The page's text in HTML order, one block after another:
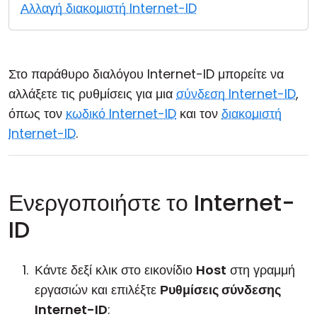
Αλλαγή διακομιστή Internet-ID
Στο παράθυρο διαλόγου Internet-ID μπορείτε να
αλλάξετε τις ρυθμίσεις για μια σύνδεση Internet-ID,
όπως τον κωδικό Internet-ID και τον διακομιστή
Internet-ID.
Ενεργοποιήστε το Internet-
ID
Κάντε δεξί κλικ στο εικονίδιο Host στη γραμμή
εργασιών και επιλέξτε Ρυθμίσεις σύνδεσης
Internet-ID:
Cloud & Τοπική Εγκατάσταση